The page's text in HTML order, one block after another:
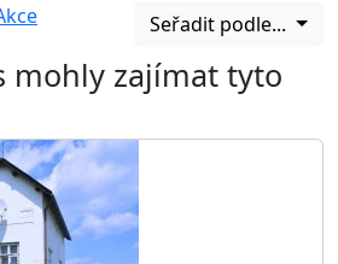
Seřadit podle...
mohly zajímat tyto